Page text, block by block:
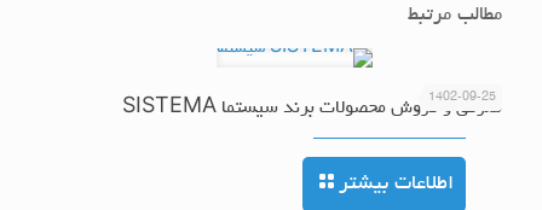
مطالب مرتبط
1402-09-25
معرفی و فروش محصولات برند سیستما SISTEMA
اطلاعات بیشتر